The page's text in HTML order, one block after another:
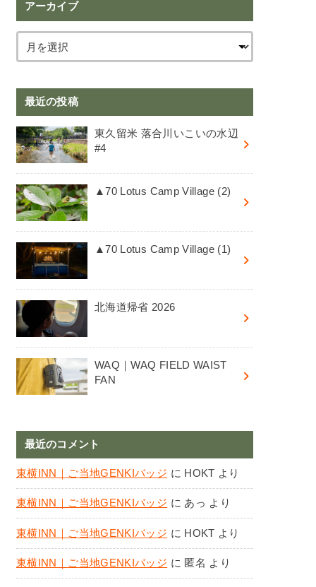
アーカイブ
最近の投稿
東久留米 落合川いこいの水辺
#4
▲70 Lotus Camp Village (2)
▲70 Lotus Camp Village (1)
北海道帰省 2026
WAQ｜WAQ FIELD WAIST
FAN
最近のコメント
東横INN｜ご当地GENKIバッジ に HOKT より
東横INN｜ご当地GENKIバッジ に あっ より
東横INN｜ご当地GENKIバッジ に HOKT より
東横INN｜ご当地GENKIバッジ に 匿名 より